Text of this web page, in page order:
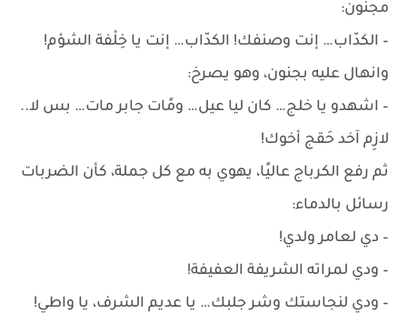
مجنون:
– الكدّاب… إنت وصنفك! الكدّاب… إنت يا خِلْفة الشؤم!
وانهال عليه بجنون، وهو يصرخ:
– اشهدو يا خلج… كان ليا عيل… ومًات جابر مات… بس لا..
لازِم آخد حَقج أخوك!
ثم رفع الكرباج عاليًا، يهوي به مع كل جملة، كأن الضربات
رسائل بالدماء:
– دي لعامر ولدي!
– ودي لمراته الشريفة العفيفة!
– ودي لنجاستك وشر جلبك… يا عديم الشرف، يا واطي!